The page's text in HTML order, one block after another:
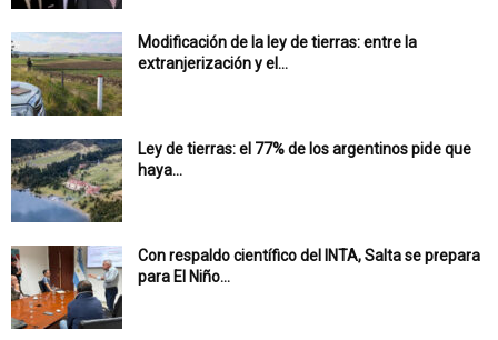
Modificación de la ley de tierras: entre la
extranjerización y el...
Ley de tierras: el 77% de los argentinos pide que
haya...
Con respaldo científico del INTA, Salta se prepara
para El Niño...